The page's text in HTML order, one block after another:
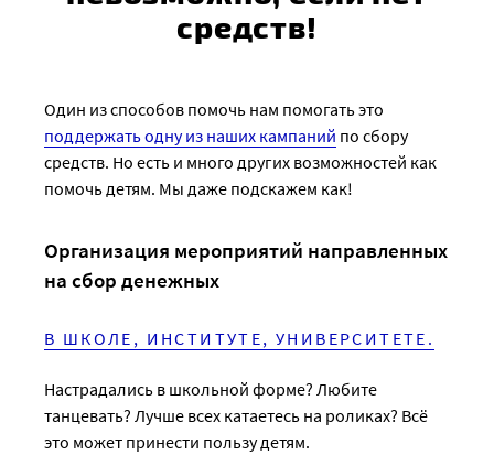
средств!
Один из способов помочь нам помогать это
поддержать одну из наших кампаний по сбору
средств. Но есть и много других возможностей как
помочь детям. Мы даже подскажем как!
Организация мероприятий направленных
на сбор денежных
В ШКОЛЕ, ИНСТИТУТЕ, УНИВЕРСИТЕТЕ.
Настрадались в школьной форме? Любите
танцевать? Лучше всех катаетесь на роликах? Всё
это может принести пользу детям.